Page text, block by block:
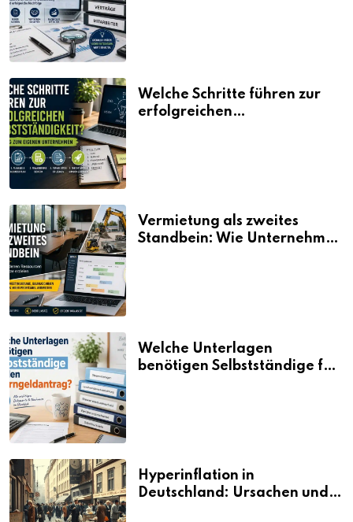
Welche Schritte führen zur
erfolgreichen
Vermietung als zweites
Standbein: Wie Unternehmen
Welche Unterlagen
benötigen Selbstständige für
Hyperinflation in
Deutschland: Ursachen und